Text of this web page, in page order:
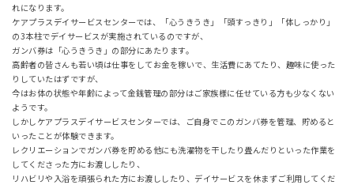
れになります。
ケアプラスデイサービスセンターでは、「心うきうき」「頭すっきり」「体しっかり」
の3本柱でデイサービスが実施されているのですが、
ガンバ券は「心うきうき」の部分にあたります。
高齢者の皆さんも若い頃は仕事をしてお金を稼いで、生活費にあてたり、趣味に使った
りしていたはずですが、
今はお体の状態や年齢によって金銭管理の部分はご家族様に任せている方も少なくない
ようです。
しかしケアプラスデイサービスセンターでは、ご自身でこのガンバ券を管理、貯めると
いったことが体験できます。
レクリエーションでガンバ券を貯める他にも洗濯物を干したり畳んだりといった作業を
してくださった方にお渡ししたり、
リハビリや入浴を頑張られた方にお渡ししたり、デイサービスを休まずご利用してくだ